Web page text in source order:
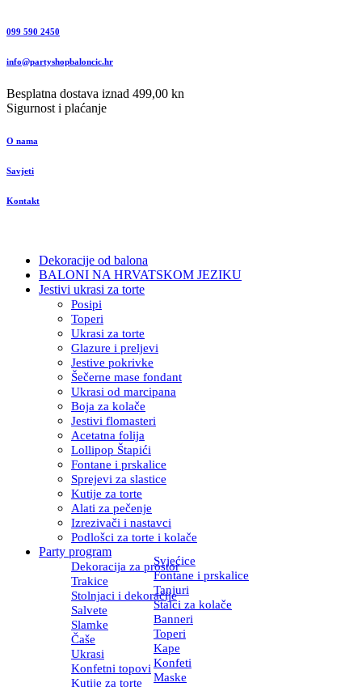
099 590 2450
info@partyshopbaloncic.hr
Besplatna dostava iznad 499,00 kn
Sigurnost i plaćanje
O nama
Savjeti
Kontakt
Dekoracije od balona
BALONI NA HRVATSKOM JEZIKU
Jestivi ukrasi za torte
Posipi
Toperi
Ukrasi za torte
Glazure i preljevi
Jestive pokrivke
Šečerne mase fondant
Ukrasi od marcipana
Boja za kolače
Jestivi flomasteri
Acetatna folija
Lollipop Štapići
Fontane i prskalice
Sprejevi za slastice
Kutije za torte
Alati za pečenje
Izrezivači i nastavci
Podlošci za torte i kolače
Party program
Dekoracija za prostor
Svjećice
Trakice
Fontane i prskalice
Stolnjaci i dekoracije
Tanjuri
Salvete
Stalci za kolače
Slamke
Banneri
Čaše
Toperi
Ukrasi
Kape
Konfetni topovi Konfeti
Kutije za torte
Maske